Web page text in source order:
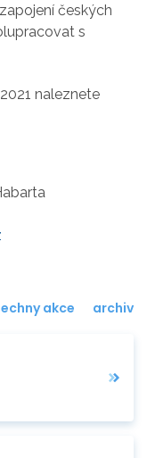
českých
s
naleznete
akce archiv